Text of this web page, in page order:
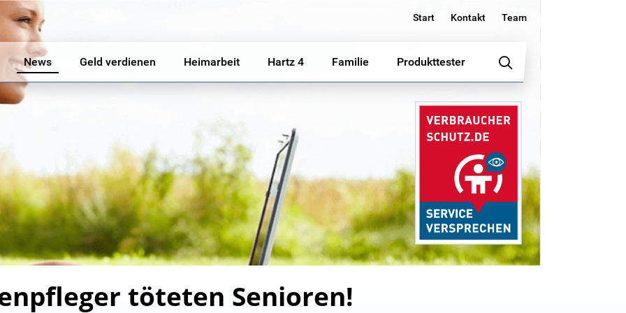
Start Kontakt Team
News Geld verdienen Heimarbeit Hartz 4 Familie Produkttester
töteten Senioren!